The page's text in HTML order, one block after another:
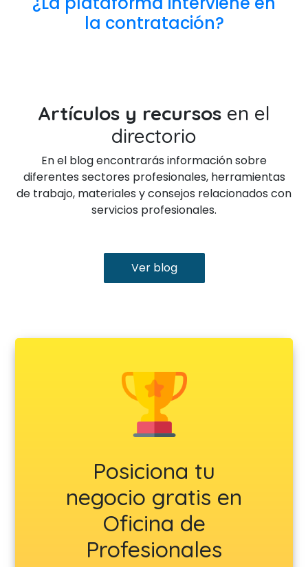
la contratación?
Artículos y recursos en el
directorio
En el blog encontrarás información sobre
diferentes sectores profesionales, herramientas
de trabajo, materiales y consejos relacionados con
servicios profesionales.
Ver blog
Posiciona tu
negocio gratis en
Oficina de
Profesionales